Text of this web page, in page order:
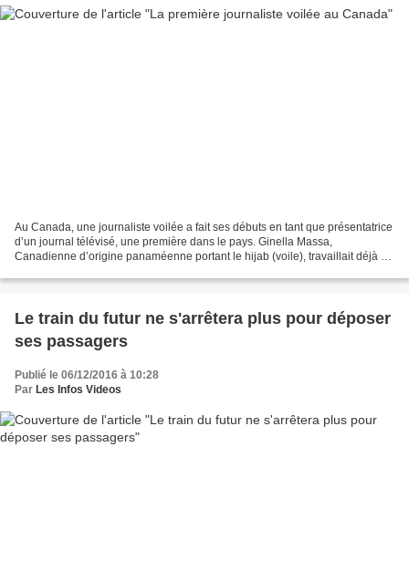
Au Canada, une journaliste voilée a fait ses débuts en tant que présentatrice
d’un journal télévisé, une première dans le pays. Ginella Massa,
Canadienne d’origine panaméenne portant le hijab (voile), travaillait déjà en
Le train du futur ne s'arrêtera plus pour déposer
ses passagers
Publié le 06/12/2016 à 10:28
Par Les Infos Videos